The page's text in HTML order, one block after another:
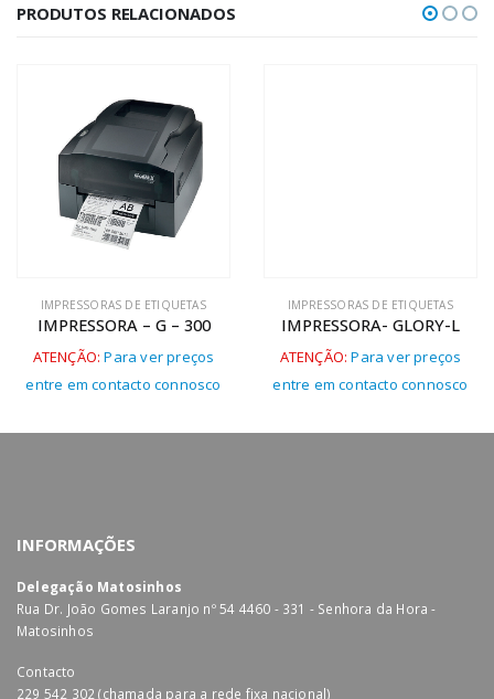
PRODUTOS RELACIONADOS
IMPRESSORAS DE ETIQUETAS
IMPRESSORA – G – 300
ATENÇÃO: Para ver preços
entre em contacto connosco
IMPRESSORAS DE ETIQUETAS
IMPRESSORA- GLORY-L
ATENÇÃO: Para ver preços
entre em contacto connosco
INFORMAÇÕES
Delegação Matosinhos
Rua Dr. João Gomes Laranjo nº 54 4460 - 331 - Senhora da Hora -
Matosinhos
Contacto
229 542 302 (chamada para a rede fixa nacional)